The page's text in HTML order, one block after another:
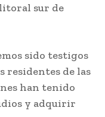
sur de
sido testigos
residentes de las
han tenido
y adquirir